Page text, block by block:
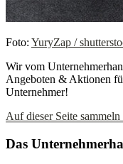
Foto: YuryZap /
Wir vom
Angeboten & Aktionen
Unternehmer!
Auf dieser Seite
Das